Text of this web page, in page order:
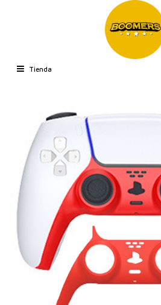
Tienda